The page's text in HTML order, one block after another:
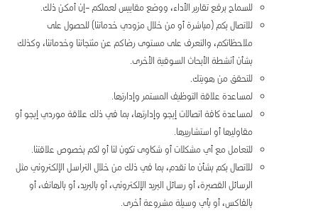
للسماح برفع تقارير الأداء، ووضع مقاييس لعملكم –إن أمكن ذلك.
للاتصال بكم (مباشرة أو من خلال مزودي خدماتنا) للحصول على
ملاحظاتكم، والتعرف على مستوى رضاكم عن منتجاتنا وخدماتنا، وكذلك
بشأن أنشطة الأبحاث السوقية الأخرى.
للتحقق من هويتك.
لمساعدة علاقة التوظيف المستمر وإدارتها.
لمساعدة كافة اتصالات إيجو وإدارتها، بما في ذلك علاقة موردي إيجو أو
مقاوليها أو استشارييها.
للتعامل مع أي مشكلات أو شكاوى تكون لنا أو لكم بخصوص علاقتنا.
للاتصال بكم بشأن ما تقدم، بما في ذلك من خلال التراسل الإلكتروني مثل
الرسائل القصيرة، أو رسائل البريد الإلكتروني، أو بالبريد، أو بالهاتف، أو
بالفاكس، أو بأي وسيلة مشروعة أخرى.